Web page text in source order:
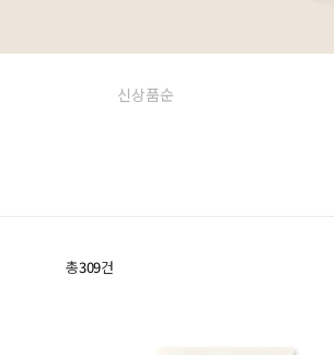
신상품순
총309건